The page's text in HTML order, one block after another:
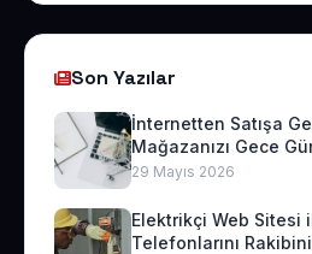
Son Yazılar
İnternetten Satışa
Mağazanızı Gece
29 Mayıs 2026
Elektrikçi Web Sitesi
Telefonlarını